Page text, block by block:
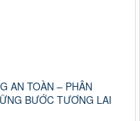
AN TOÀN – PHÂN
BƯỚC TƯƠNG LAI